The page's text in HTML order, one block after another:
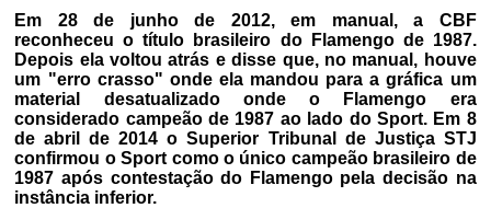
Em 28 de junho de 2012, em manual, a CBF
reconheceu o título brasileiro do Flamengo de 1987.
Depois ela voltou atrás e disse que, no manual, houve
um "erro crasso" onde ela mandou para a gráfica um
material desatualizado onde o Flamengo era
considerado campeão de 1987 ao lado do Sport. Em 8
de abril de 2014 o Superior Tribunal de Justiça STJ
confirmou o Sport como o único campeão brasileiro de
1987 após contestação do Flamengo pela decisão na
instância inferior.